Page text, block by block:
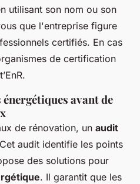
utilisant son nom ou son
que l'entreprise figure
certifiés. En cas
de certification
avant de
de rénovation, un audit
audit identifie les points
des solutions pour
. Il garantit que les